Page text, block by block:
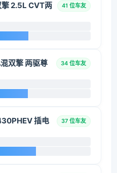
2.5L CVT两
41 位车友
双擎 两驱尊
34 位车友
插电
37 位车友